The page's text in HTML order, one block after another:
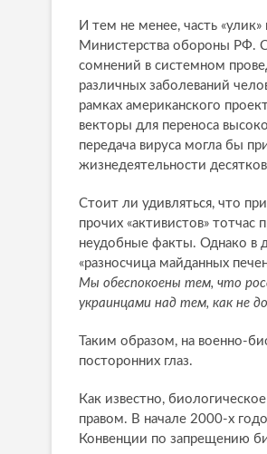
И тем не менее, часть
Министерства обороны РФ.
сомнений в системном
различных заболеваний
рамках американского
векторы для переноса
передача вируса могла бы
жизнедеятельности
Стоит ли удивляться, что
прочих «активистов» тотчас
неудобные факты. Однако в
«разносчица майданных
Мы обеспокоены тем, что
украинцами над тем, как не
Таким образом, на военно-
посторонних глаз.
Как известно,
правом. В начале 2000-х
Конвенции по запрещению